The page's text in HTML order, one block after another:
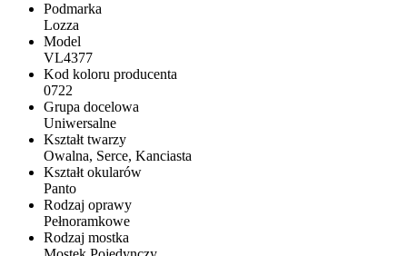
Podmarka
Lozza
Model
VL4377
Kod koloru producenta
0722
Grupa docelowa
Uniwersalne
Kształt twarzy
Owalna, Serce, Kanciasta
Kształt okularów
Panto
Rodzaj oprawy
Pełnoramkowe
Rodzaj mostka